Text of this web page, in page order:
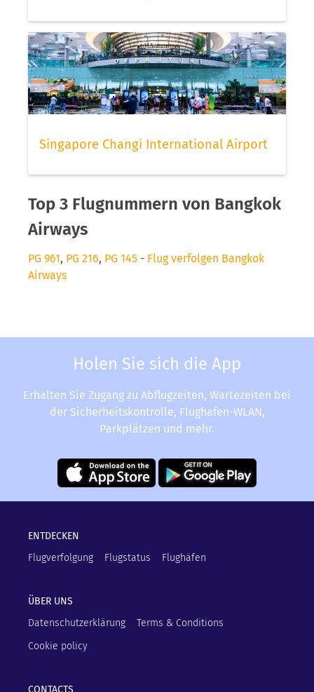
Singapore Changi International Airport
Top 3 Flugnummern von Bangkok
Airways
PG 961, PG 216, PG 145 - Flug verfolgen Bangkok
Airways
Holen Sie sich die App
Erhalten Sie Zugang zu Abflugzeiten, Wartezeiten bei
der Sicherheitskontrolle, Flughafen-WLAN,
Parkplätzen und mehr.
ENTDECKEN
Flugverfolgung
Flugstatus Flughäfen
ÜBER UNS
Datenschutzerklärung
Terms & Conditions
Cookie policy